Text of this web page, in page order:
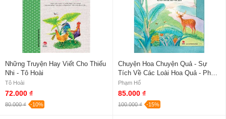
Những Truyện Hay Viết Cho Thiếu
Nhi - Tô Hoài
Tô Hoài
72.000 ₫
80.000 ₫ -10%
Chuyện Hoa Chuyện Quả - Sự
Tích Về Các Loài Hoa Quả - Phạm
Hổ
Phạm Hổ
85.000 ₫
100.000 ₫ -15%